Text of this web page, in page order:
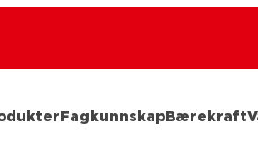
Fagkunnskap Bærekraft